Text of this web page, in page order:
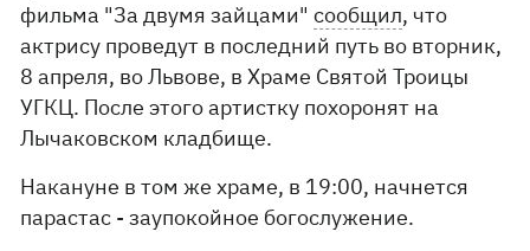
фильма "За двумя зайцами"сообщил, что
актрису проведут в последний путь во вторник,
8 апреля, во Львове, в Храме Святой Троицы
УГКЦ. После этого артистку похоронят на
Лычаковском кладбище.
Накануне в том же храме, в 19:00, начнется
парастас - заупокойное богослужение.